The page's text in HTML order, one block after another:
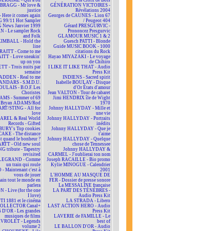
- Mr love &
justice
it comes again
99/11 Hot Sampler
News Janvier 1999
- Le sampler Rock
and Folk
- Hold the
line
- Come to me
- Love sneakin'
up on you
- Trois nuits par
semaine
- Real to me
- S.M.D.U.
- B.O.F. Les
Choristes
- Summer of 69
Bryan ADAMS/Rod
STING - All for
love
& Real World
Records - Gifted
Top cookies
- The distance
quand le bonheur ?
- Old new soul
tribute - Tapestry
revisited
- Comme
un train qui roule
- Maintenant c'est à
vous de jouer
tout le monde en
parlera
- Live (for the one
I love)
1881 et le cinéma
Canal+
D'OR - Les grandes
musiques de films
- Legends
volume 2
GÉNÉRATION VICTOIRES -
Révélations 2004
Georges de CAUNES - Lion 67
/ Peugeot 404
Gérard PRESGURVIC -
Prononcez Presgurvic
GLAMOUR MUSIC 1 & 2
Guesch PATTI - Blonde
Guide MUSIC BOOK - 1000
citations du Rock
Hayao MIYAZAKI - Le voyage
de Chihiro
I LIKE IT LIKE THAT - Audio
Press Kit
INDIENS - Sacred spirit
Isabelle BOULAY - Disque
d'Or États d'amour
Jean VALTON - Tour de cabaret
Jimi HENDRIX île de Wight
1970
Johnny HALLYDAY - Mille et
une vie
Johnny HALLYDAY - Portraits
inédits
Johnny HALLYDAY - Que je
t'aime
Johnny HALLYDAY - Quelque
chose de Tennessee
Johnny HALLYDAY &
CARMEL - J'oublierai ton nom
Joseph RACAILLE - Bio promo
Kylie MINOGUE - Calendrier
2001
L'HOMME AU MASQUE DE
FER - Dossier de presse sonore
La MESSALINE française
LA PART DES TÉNÈBRES -
Audio Press Kit
LA STRADA - Libero
LAST ACTION HERO - Audio
Press Kit
LAVERIE de FAMILLE - Le
best of
LE BALLON D'OR - Audio